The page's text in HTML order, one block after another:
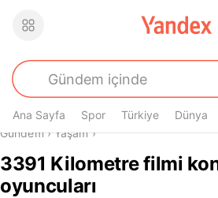
Ana Sayfa Spor Türkiye Dünya
Buradasın
Gündem› Yaşam›
3391 Kilometre filmi
oyuncuları